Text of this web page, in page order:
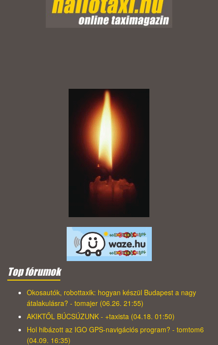
Top fórumok
Okosautók, robottaxik: hogyan készül Budapest a nagy
átalakulásra? - tomajer (06.26. 21:55)
AKIKTŐL BÚCSÚZUNK - +taxista (04.18. 01:50)
Hol hibázott az IGO GPS-navigációs program? - tomtom6
(04.09. 16:35)